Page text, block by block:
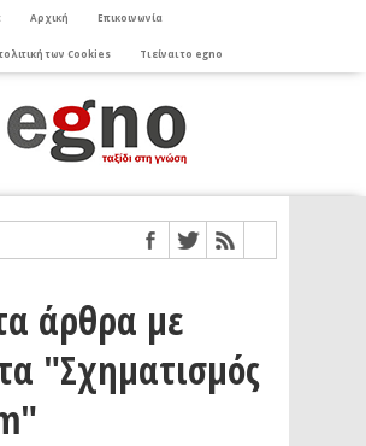
Αρχική Επικοινωνία
των Cookies Τι είναι το egno
άρθρα με
"Σχηματισμός